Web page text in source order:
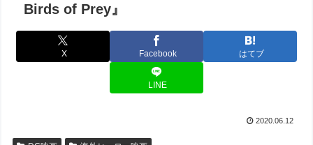
Birds of Prey』
X Facebook はてブ
LINE
2020.06.12